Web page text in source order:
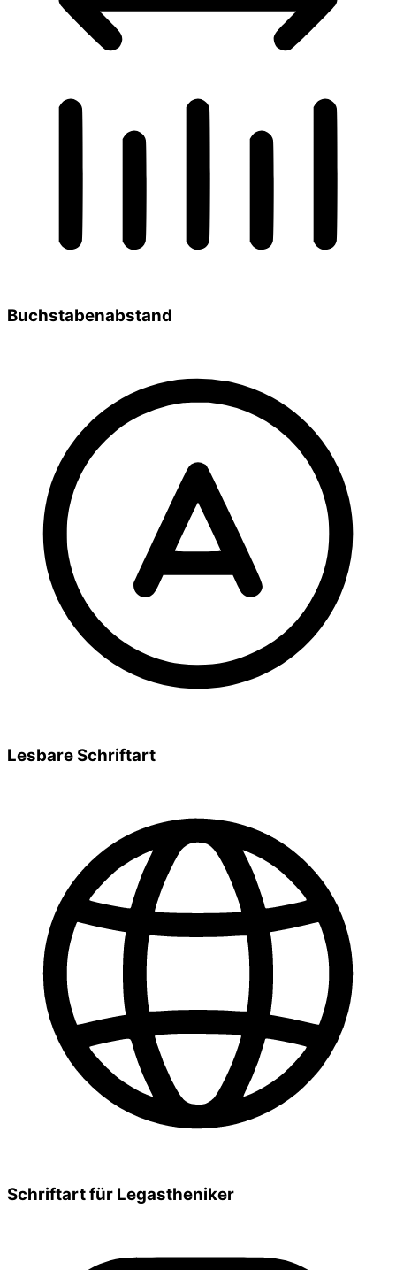
Buchstabenabstand
Lesbare Schriftart
Schriftart für Legastheniker